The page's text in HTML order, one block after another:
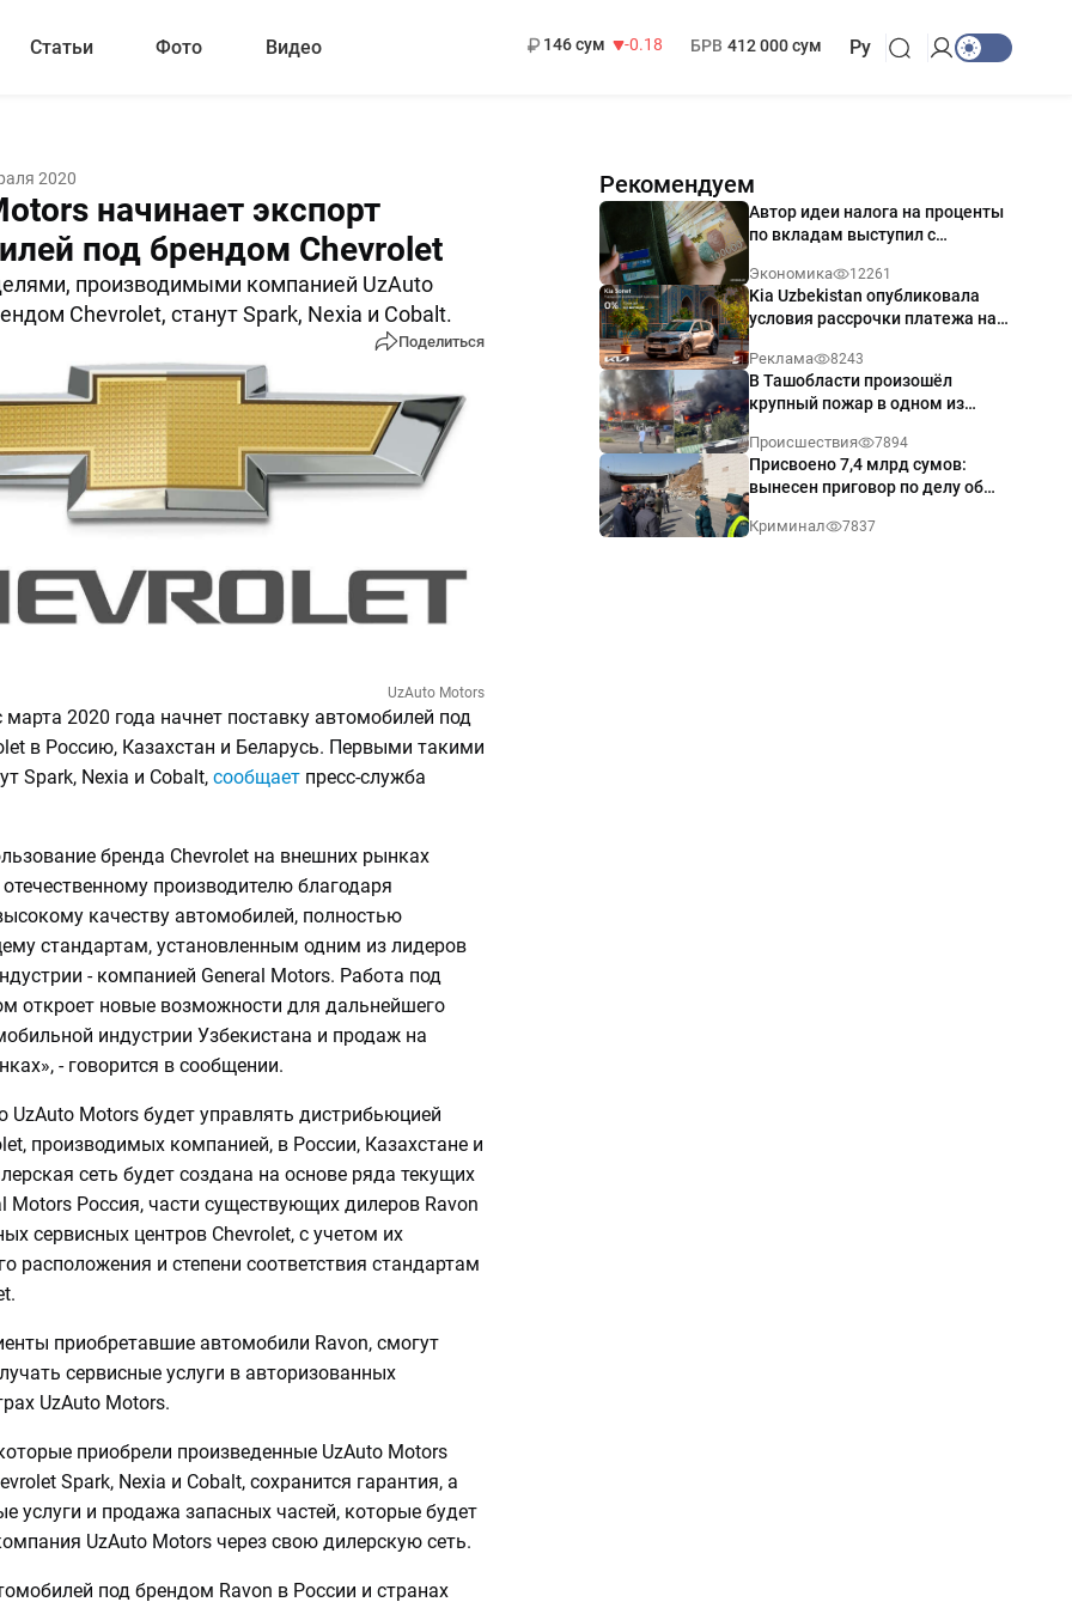
Статьи Фото Видео
146 сум
-0.18
БРВ 412 000 сум Ру
2020
начинает экспорт
под брендом Chevrolet
производимыми компанией UzAuto
Chevrolet, станут Spark, Nexia и Cobalt.
Поделиться
UzAuto Motors
марта 2020 года начнет поставку автомобилей под
в Россию, Казахстан и Беларусь. Первыми такими
Spark, Nexia и Cobalt, сообщаетпресс-служба
бренда Chevrolet на внешних рынках
производителю благодаря
качеству автомобилей, полностью
стандартам, установленным одним из лидеров
- компанией General Motors. Работа под
откроет новые возможности для дальнейшего
индустрии Узбекистана и продаж на
- говорится в сообщении.
UzAuto Motors будет управлять дистрибьюцией
производимых компанией, в России, Казахстане и
сеть будет создана на основе ряда текущих
Motors Россия, части существующих дилеров Ravon
сервисных центров Chevrolet, с учетом их
расположения и степени соответствия стандартам
приобретавшие автомобили Ravon, смогут
сервисные услуги в авторизованных
UzAuto Motors.
приобрели произведенные UzAuto Motors
Spark, Nexia и Cobalt, сохранится гарантия, а
услуги и продажа запасных частей, которые будет
UzAuto Motors через свою дилерскую сеть.
под брендом Ravon в России и странах
Рекомендуем
Автор идеи налога на проценты
по вкладам выступил с
Экономика 12261
Kia Uzbekistan опубликовала
условия рассрочки платежа на
годовых
Реклама 8243
В Ташобласти произошёл
крупный пожар в одном из
Происшествия 7894
Присвоено 7,4 млрд сумов:
вынесен приговор по делу об
Ташкенте
Криминал 7837